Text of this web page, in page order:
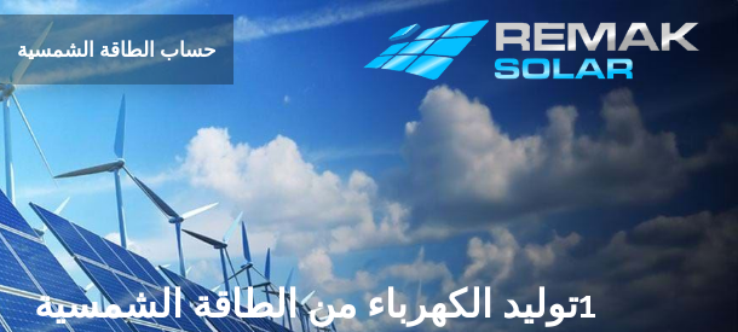
حساب الطاقة الشمسية
1توليد الكهرباء من الطاقة الشمسية